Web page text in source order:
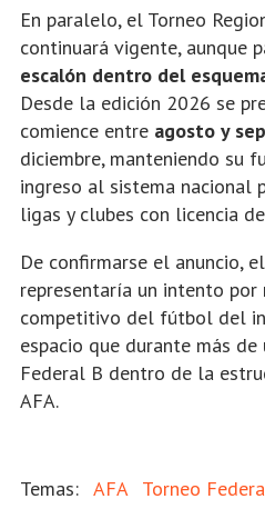
En paralelo, el Torneo
continuará vigente, aunque
escalón dentro del
Desde la edición 2026 se
comience entre agosto y
diciembre, manteniendo su
ingreso al sistema nacional
ligas y clubes con licencia
De confirmarse el anuncio,
representaría un intento por
competitivo del fútbol del
espacio que durante más
Federal B dentro de la
AFA.
AFA Torneo